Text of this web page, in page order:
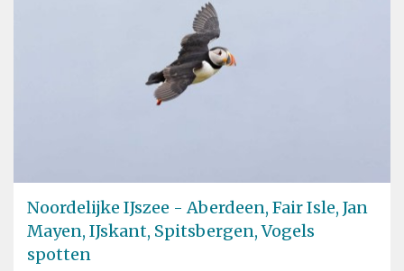
Noordelijke IJszee - Aberdeen, Fair Isle, Jan
Mayen, IJskant, Spitsbergen, Vogels
spotten